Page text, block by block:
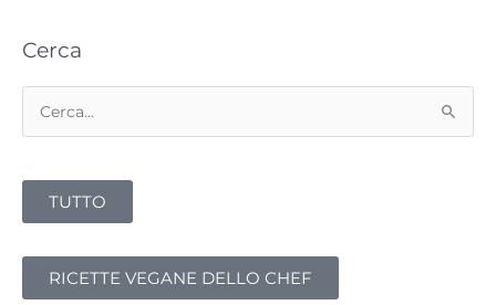
Cerca
r
TUTTO
RICETTE VEGANE DELLO CHEF